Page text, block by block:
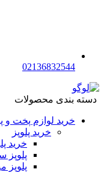
02136832544
دسته بندی محصولات
خرید لوازم پخت و
خرید پلوپز
خرید
پلوپز
پلوپز